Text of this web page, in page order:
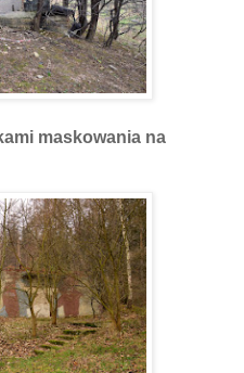
maskowania na